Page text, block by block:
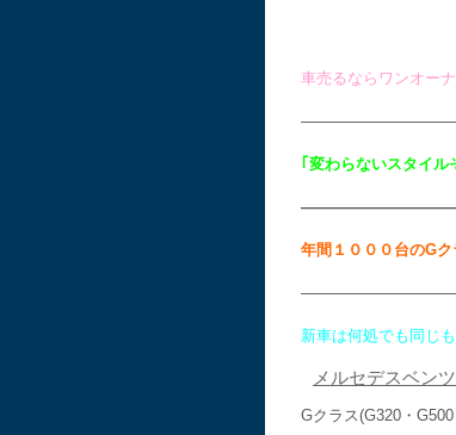
車売るならワンオー
｢変わらないスタイ
年間１０００台のG
新車は何処でも同じ
メルセデスベン
Gクラス(G320・